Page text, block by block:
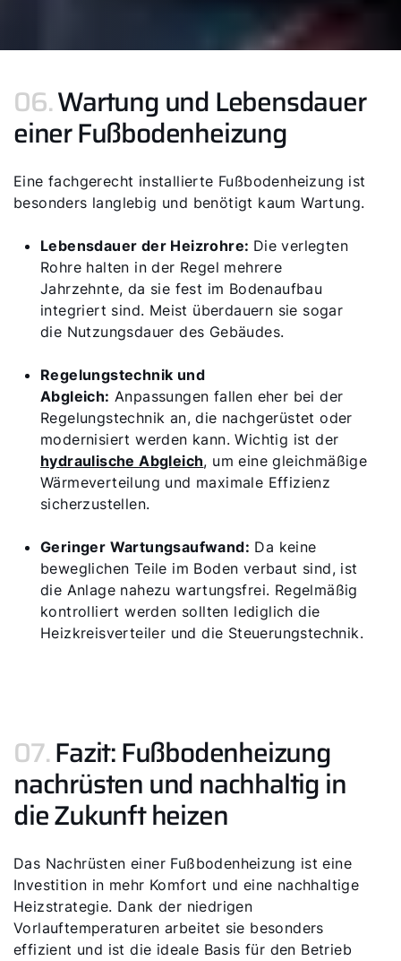
06.Wartung und Lebensdauer
einer Fußbodenheizung
Eine fachgerecht installierte Fußbodenheizung ist
besonders langlebig und benötigt kaum Wartung.
Lebensdauer der Heizrohre: Die verlegten
Rohre halten in der Regel mehrere
Jahrzehnte, da sie fest im Bodenaufbau
integriert sind. Meist überdauern sie sogar
die Nutzungsdauer des Gebäudes.
Regelungstechnik und
Abgleich: Anpassungen fallen eher bei der
Regelungstechnik an, die nachgerüstet oder
modernisiert werden kann. Wichtig ist der
hydraulische Abgleich, um eine gleichmäßige
Wärmeverteilung und maximale Effizienz
sicherzustellen.
Geringer Wartungsaufwand: Da keine
beweglichen Teile im Boden verbaut sind, ist
die Anlage nahezu wartungsfrei. Regelmäßig
kontrolliert werden sollten lediglich die
Heizkreisverteiler und die Steuerungstechnik.
07.Fazit: Fußbodenheizung
nachrüsten und nachhaltig in
die Zukunft heizen
Das Nachrüsten einer Fußbodenheizung ist eine
Investition in mehr Komfort und eine nachhaltige
Heizstrategie. Dank der niedrigen
Vorlauftemperaturen arbeitet sie besonders
effizient und ist die ideale Basis für den Betrieb